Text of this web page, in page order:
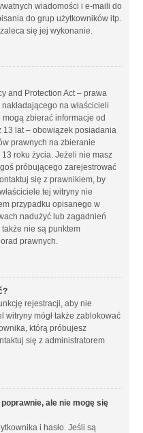
wiadomości i e-maili do
do grup użytkowników itp.
się jej wykonanie.
and Protection Act – prawa
na właścicieli
zbierać informacje od
13 lat – obowiązek posiadania
prawnych na zbieranie
roku życia. Jeżeli nie masz
próbującego zarejestrować
się z prawnikiem, by
tej witryny nie
przypadku opisanego w
nadużyć lub zagadnień
nie są punktem
prawnych.
rejestracji, aby nie
witryny mógł także zablokować
którą próbujesz
się z administratorem
ale nie mogę się
i hasło. Jeśli są